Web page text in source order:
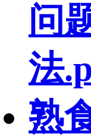
问
法
熟